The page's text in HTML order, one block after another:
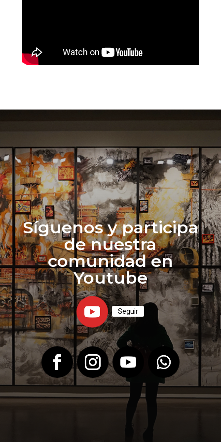
Síguenos y participa
de nuestra
comunidad en
Youtube
Seguir